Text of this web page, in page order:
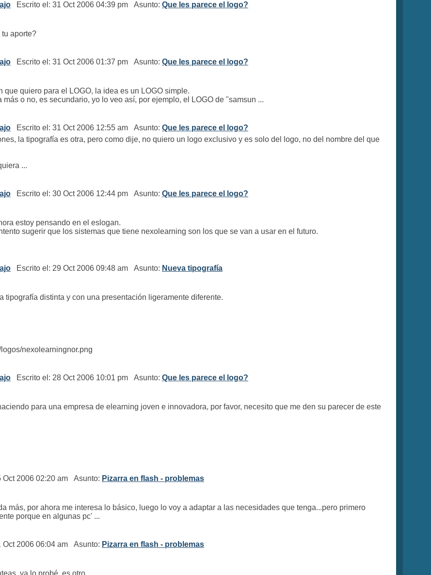
Escrito el: 31 Oct 2006 04:39 pm Asunto: Que les parece el logo?
aporte?
Escrito el: 31 Oct 2006 01:37 pm Asunto: Que les parece el logo?
que quiero para el LOGO, la idea es un LOGO simple.
o no, es secundario, yo lo veo así, por ejemplo, el LOGO de "samsun ...
Escrito el: 31 Oct 2006 12:55 am Asunto: Que les parece el logo?
la tipografía es otra, pero como dije, no quiero un logo exclusivo y es solo del logo, no del nombre del que
...
Escrito el: 30 Oct 2006 12:44 pm Asunto: Que les parece el logo?
estoy pensando en el eslogan.
sugerir que los sistemas que tiene nexolearning son los que se van a usar en el futuro.
Escrito el: 29 Oct 2006 09:48 am Asunto: Nueva tipografía
tipografía distinta y con una presentación ligeramente diferente.
nexolearningnor.png
Escrito el: 28 Oct 2006 10:01 pm Asunto: Que les parece el logo?
para una empresa de elearning joven e innovadora, por favor, necesito que me den su parecer de este
Oct 2006 02:20 am Asunto: Pizarra en flash - problemas
más, por ahora me interesa lo básico, luego lo voy a adaptar a las necesidades que tenga...pero primero
porque en algunas pc' ...
Oct 2006 06:04 am Asunto: Pizarra en flash - problemas